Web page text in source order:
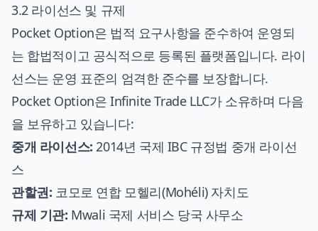
3.2 라이선스 및 규제
Pocket Option은 법적 요구사항을 준수하여 운영되
는 합법적이고 공식적으로 등록된 플랫폼입니다. 라이
선스는 운영 표준의 엄격한 준수를 보장합니다.
Pocket Option은 Infinite Trade LLC가 소유하며 다음
을 보유하고 있습니다:
중개 라이선스: 2014년 국제 IBC 규정법 중개 라이선
스
관할권: 코모로 연합 모헬리(Mohéli) 자치도
규제 기관: Mwali 국제 서비스 당국 사무소